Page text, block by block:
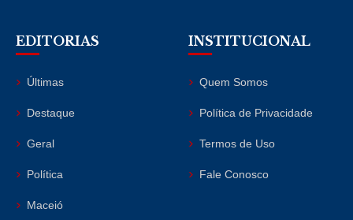
EDITORIAS
Últimas
Destaque
Geral
Política
Maceió
INSTITUCIONAL
Quem Somos
Política de Privacidade
Termos de Uso
Fale Conosco